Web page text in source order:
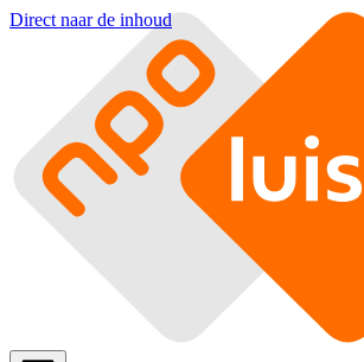
Direct naar de inhoud